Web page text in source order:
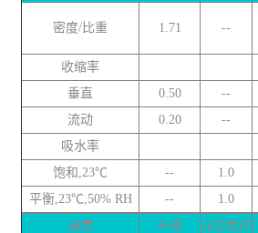
密度/比重 1.71 --
收缩率
垂直
0.50 --
流动
0.20 --
吸水率
饱和,23℃
-- 1.0
平衡,23℃,50% RH
-- 1.0
硬度
干燥 调节后的